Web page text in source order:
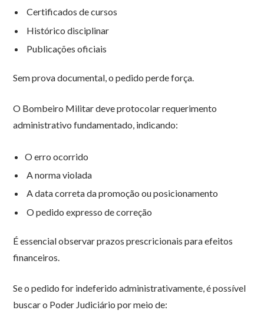
Certificados de cursos
Histórico disciplinar
Publicações oficiais
Sem prova documental, o pedido perde força.
O Bombeiro Militar deve protocolar requerimento
administrativo fundamentado, indicando:
O erro ocorrido
A norma violada
A data correta da promoção ou posicionamento
O pedido expresso de correção
É essencial observar prazos prescricionais para efeitos
financeiros.
Se o pedido for indeferido administrativamente, é possível
buscar o Poder Judiciário por meio de: